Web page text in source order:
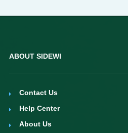
ABOUT SIDEWI
Contact Us
Help Center
About Us